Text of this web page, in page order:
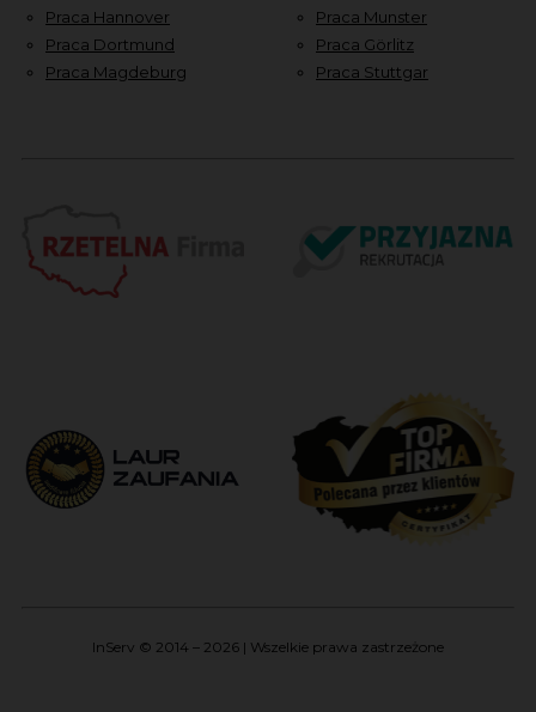
Praca Hannover
Praca Dortmund
Praca Magdeburg
Praca Munster
Praca Görlitz
Praca Stuttgar
InServ © 2014 – 2026 | Wszelkie prawa zastrzeżone